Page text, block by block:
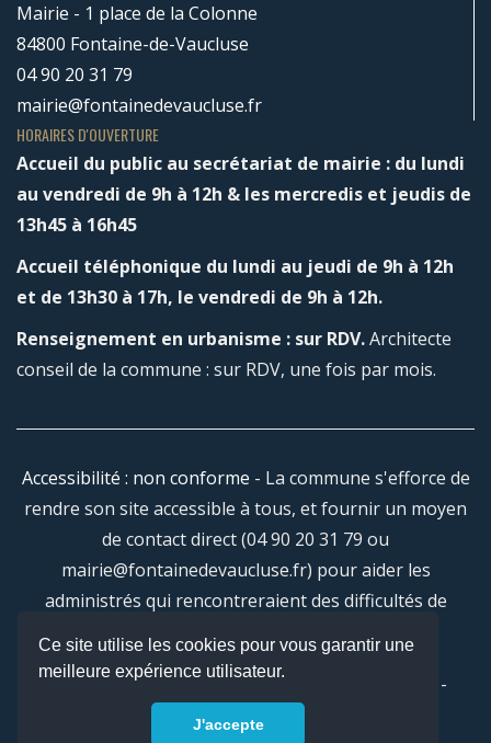
Ce site utilise les cookies pour vous garantir une
meilleure expérience utilisateur.
J'accepte
Mairie - 1 place de la Colonne
84800 Fontaine-de-Vaucluse
04 90 20 31 79
mairie@fontainedevaucluse.fr
HORAIRES D'OUVERTURE
Accueil du public au secrétariat de mairie : du lundi
au vendredi de 9h à 12h & les mercredis et jeudis de
13h45 à 16h45
Accueil téléphonique du lundi au jeudi de 9h à 12h
et de 13h30 à 17h, le vendredi de 9h à 12h.
Renseignement en urbanisme : sur RDV.Architecte
conseil de la commune : sur RDV, une fois par mois.
Accessibilité : non conforme - La commune s'efforce de
rendre son site accessible à tous, et fournir un moyen
de contact direct (04 90 20 31 79 ou
mairie@fontainedevaucluse.fr) pour aider les
administrés qui rencontreraient des difficultés de
2026 © Tous droits réservés -
-
Réalisation :
Colysee média